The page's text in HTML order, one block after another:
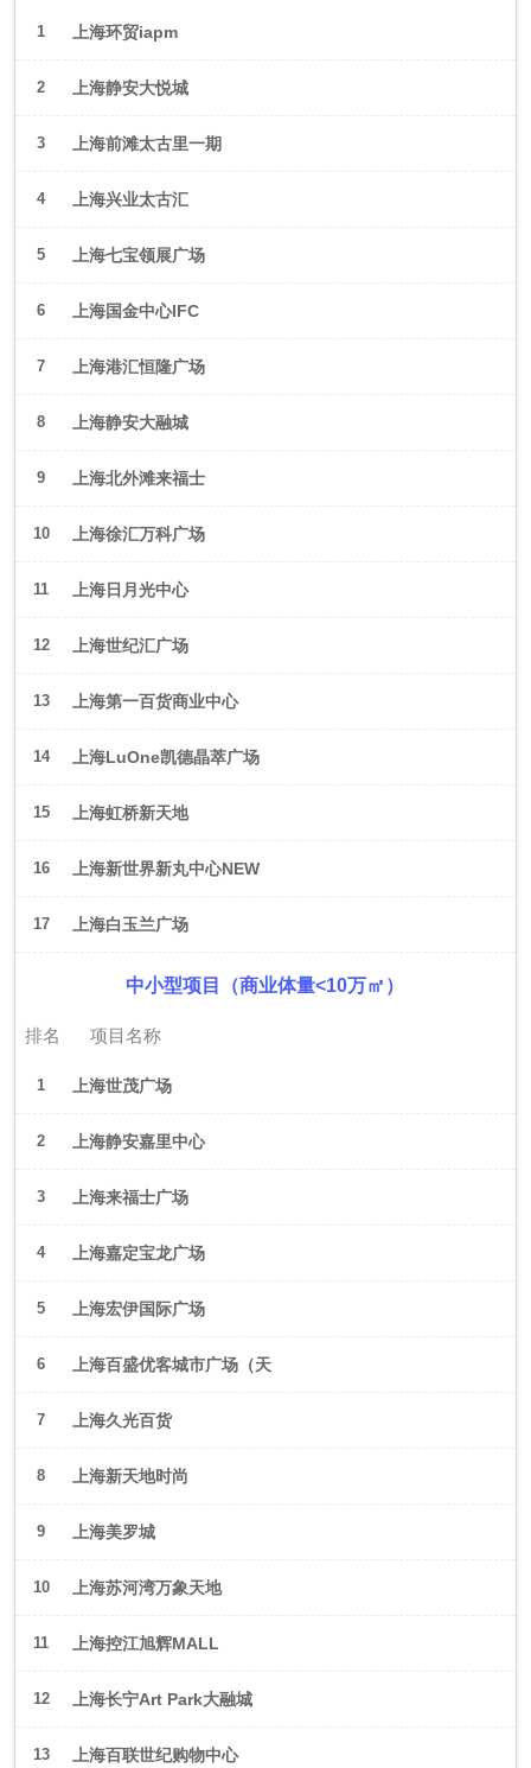
1 上海环贸iapm
2 上海静安大悦城
3 上海前滩太古里一期
4 上海兴业太古汇
5 上海七宝领展广场
6 上海国金中心IFC
7 上海港汇恒隆广场
8 上海静安大融城
9 上海北外滩来福士
10 上海徐汇万科广场
11 上海日月光中心
12 上海世纪汇广场
13 上海第一百货商业中心
14 上海LuOne凯德晶萃广场
15 上海虹桥新天地
16 上海新世界新丸中心NEW
ONE
17 上海白玉兰广场
中小型项目（商业体量<10万㎡）
排名 项目名称
1 上海世茂广场
2 上海静安嘉里中心
3 上海来福士广场
4 上海嘉定宝龙广场
5 上海宏伊国际广场
6 上海百盛优客城市广场（天
山店）
7 上海久光百货
8 上海新天地时尚
9 上海美罗城
10 上海苏河湾万象天地
11 上海控江旭辉MALL
12 上海长宁Art Park大融城
13 上海百联世纪购物中心